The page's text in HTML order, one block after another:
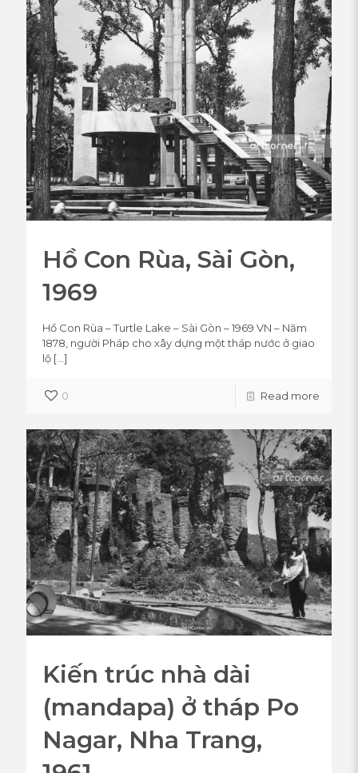
Hồ Con Rùa, Sài Gòn,
1969
Hồ Con Rùa – Turtle Lake – Sài Gòn – 1969 VN – Năm
1878, người Pháp cho xây dựng một tháp nước ở giao
lộ […]
0 Read more
Kiến trúc nhà dài
(mandapa) ở tháp Po
Nagar, Nha Trang,